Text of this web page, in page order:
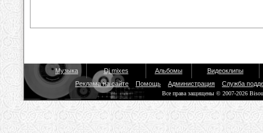
Музыка Dj mixes Альбомы
Видеоклипы
Реклама на сайте
Помощь Администрация Служба
Все права защищены © 2007-2026